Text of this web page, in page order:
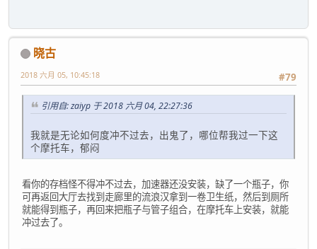
晓古
#79
2018 六月 05, 10:45:18
引用自: zaiyp 于 2018 六月 04, 22:27:36
我就是无论如何度冲不过去，出鬼了，哪位帮我过一下这
个摩托车，郁闷
看你的存档怪不得冲不过去，加速器还没安装，缺了一个瓶子，你
可再返回大厅去找到走廊里的流浪汉拿到一卷卫生纸，然后到厕所
就能得到瓶子，再回来把瓶子与管子组合，在摩托车上安装，就能
冲过去了。